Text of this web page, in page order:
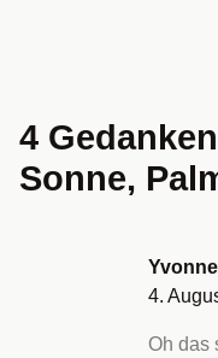
4
Sonne,
Yvonne
4.
Oh das